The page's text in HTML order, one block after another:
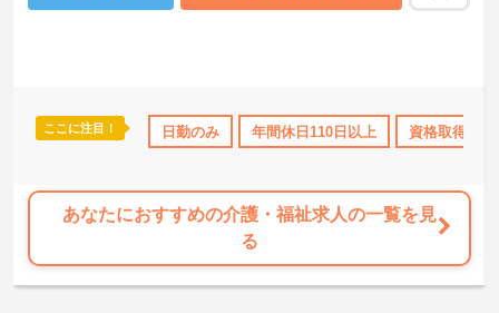
日勤のみ 社会保険完備 交通費支給 退職金制度あり
ここに注目！ 日勤のみ 年間休日110日以上 資格取得サポ
あなたにおすすめの介護・福祉求人の一覧を見
る